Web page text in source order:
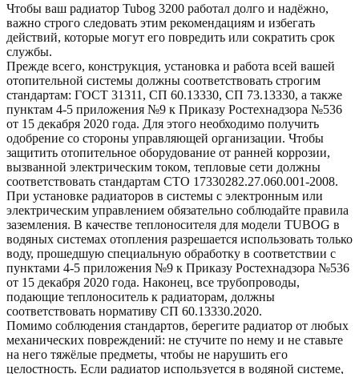
Чтобы ваш радиатор Tubog 3200 работал долго и надёжно,
важно строго следовать этим рекомендациям и избегать
действий, которые могут его повредить или сократить срок
службы.
Прежде всего, конструкция, установка и работа всей вашей
отопительной системы должны соответствовать строгим
стандартам: ГОСТ 31311, СП 60.13330, СП 73.13330, а также
пунктам 4-5 приложения №9 к Приказу Ростехнадзора №536
от 15 декабря 2020 года. Для этого необходимо получить
одобрение со стороны управляющей организации. Чтобы
защитить отопительное оборудование от ранней коррозии,
вызванной электрическим током, тепловые сети должны
соответствовать стандартам СТО 17330282.27.060.001-2008.
При установке радиаторов в системы с электронным или
электрическим управлением обязательно соблюдайте правила
заземления. В качестве теплоносителя для модели TUBOG в
водяных системах отопления разрешается использовать только
воду, прошедшую специальную обработку в соответствии с
пунктами 4-5 приложения №9 к Приказу Ростехнадзора №536
от 15 декабря 2020 года. Наконец, все трубопроводы,
подающие теплоноситель к радиаторам, должны
соответствовать нормативу СП 60.13330.2020.
Помимо соблюдения стандартов, берегите радиатор от любых
механических повреждений: не стучите по нему и не ставьте
на него тяжёлые предметы, чтобы не нарушить его
целостность. Если радиатор используется в водяной системе,